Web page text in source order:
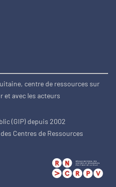
centre de ressources sur
et avec les acteurs
(GIP) depuis 2002
Centres de Ressources